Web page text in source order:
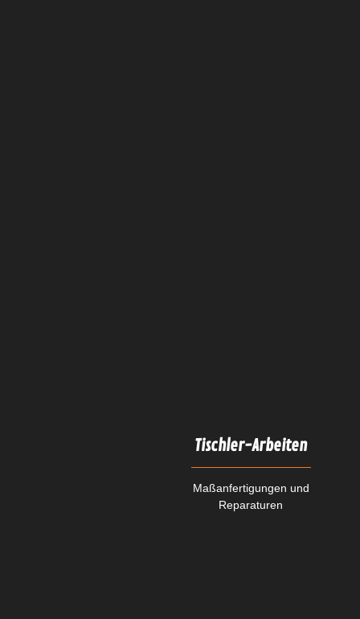
Tischler-Arbeiten
Maßanfertigungen und
Reparaturen